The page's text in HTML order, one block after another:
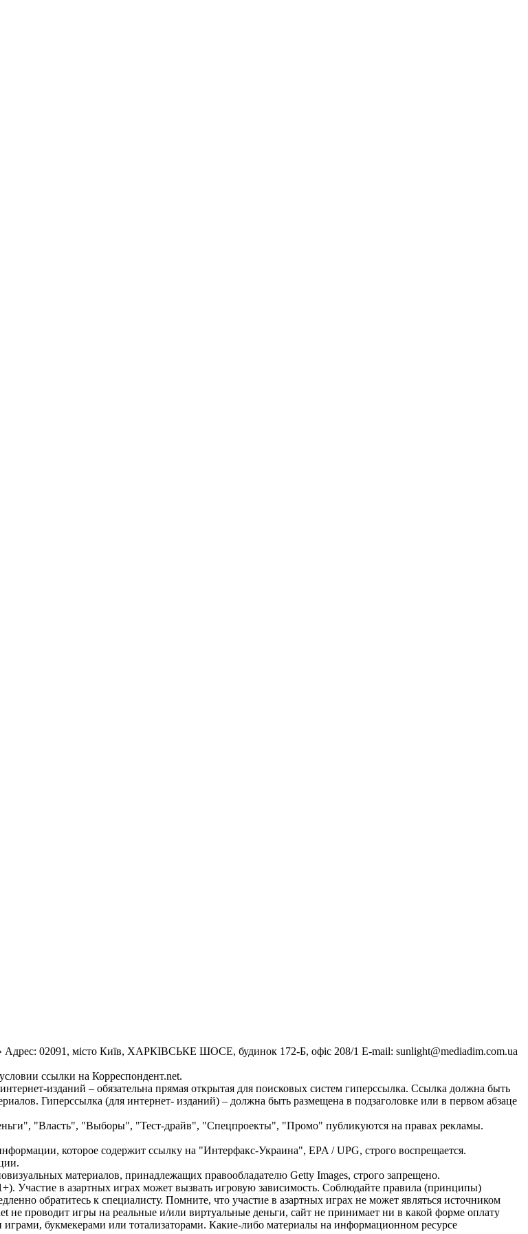
Адрес: 02091, місто Київ, ХАРКІВСЬКЕ ШОСЕ, будинок 172-Б, офіс 208/1 E-mail: sunlight@mediadim.com.ua
ссылки на Корреспондент.net.
изданий – обязательна прямая открытая для поисковых систем гиперссылка. Ссылка должна быть
Гиперссылка (для интернет- изданий) – должна быть размещена в подзаголовке или в первом абзаце
"Власть", "Выборы", "Тест-драйв", "Спецпроекты", "Промо" публикуются на правах рекламы.
которое содержит ссылку на "Интерфакс-Украина", EPA / UPG, строго воспрещается.
материалов, принадлежащих правообладателю Getty Images, строго запрещено.
Участие в азартных играх может вызвать игровую зависимость. Соблюдайте правила (принципы)
обратитесь к специалисту. Помните, что участие в азартных играх не может являться источником
не проводит игры на реальные и/или виртуальные деньги, сайт не принимает ни в какой форме оплату
букмекерами или тотализаторами. Какие-либо материалы на информационном ресурсе